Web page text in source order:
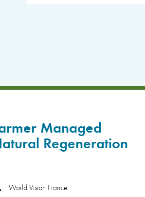
Managed
Regeneration
World Vision France